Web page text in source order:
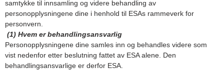
samtykke til innsamling og videre behandling av
personopplysningene dine i henhold til ESAs rammeverk for
personvern.
(1) Hvem er behandlingsansvarlig
Personopplysningene dine samles inn og behandles videre som
vist nedenfor etter beslutning fattet av ESA alene. Den
behandlingsansvarlige er derfor ESA.